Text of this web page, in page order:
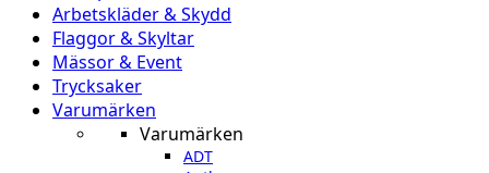
Arbetskläder & Skydd
Flaggor & Skyltar
Mässor & Event
Trycksaker
Varumärken
Varumärken
ADT